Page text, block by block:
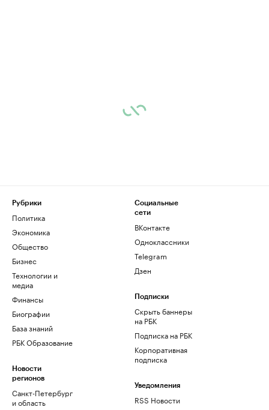
Рубрики
Политика
Экономика
Общество
Бизнес
Технологии и
медиа
Финансы
Биографии
База знаний
РБК Образование
Новости
регионов
Санкт-Петербург
и область
Социальные
сети
ВКонтакте
Одноклассники
Telegram
Дзен
Подписки
Скрыть баннеры
на РБК
Подписка на РБК
Корпоративная
подписка
Уведомления
RSS Новости